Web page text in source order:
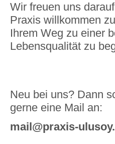
Wir freuen uns
Praxis willkommen
Ihrem Weg zu einer
Lebensqualität zu
Neu bei uns? Dann
gerne eine Mail an:
mail@praxis-